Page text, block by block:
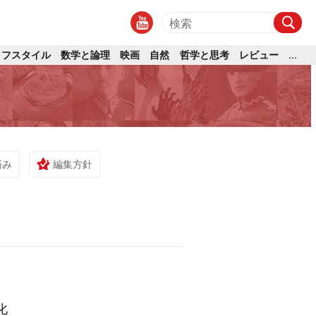
スタイル 数学と論理 映画 自然 哲学と思考 レビュー ...
編集方針